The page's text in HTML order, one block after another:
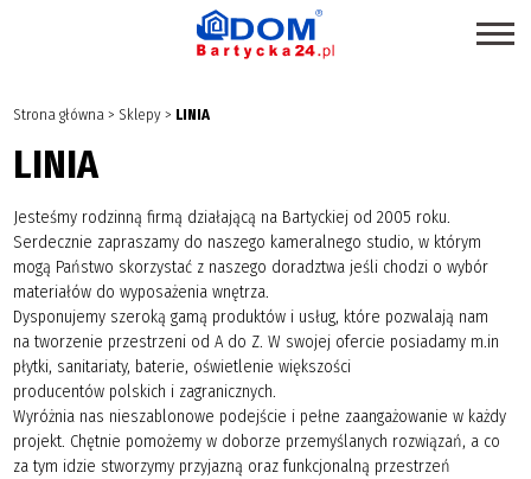
STRONA GŁÓWNA
PRODUKTY EKOLOGICZNE
USŁUGI
BRANŻE
MAPA CENTRUM
BLOG EKSPERCKI
INSPIRACJE
Strona główna > Sklepy> LINIA
LINIA
Jesteśmy rodzinną firmą działającą na Bartyckiej od 2005 roku.
Serdecznie zapraszamy do naszego kameralnego studio, w którym
mogą Państwo skorzystać z naszego doradztwa jeśli chodzi o wybór
materiałów do wyposażenia wnętrza.
Dysponujemy szeroką gamą produktów i usług, które pozwalają nam
na tworzenie przestrzeni od A do Z. W swojej ofercie posiadamy m.in
płytki, sanitariaty, baterie, oświetlenie większości
producentów polskich i zagranicznych.
Wyróżnia nas nieszablonowe podejście i pełne zaangażowanie w każdy
projekt. Chętnie pomożemy w doborze przemyślanych rozwiązań, a co
za tym idzie stworzymy przyjazną oraz funkcjonalną przestrzeń